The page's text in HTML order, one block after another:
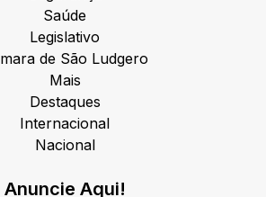
Saúde
Legislativo
de São Ludgero
Mais
Destaques
Internacional
Nacional
Anuncie Aqui!